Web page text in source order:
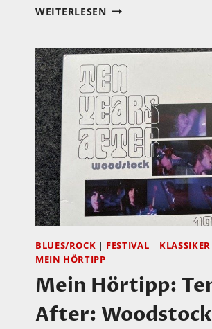
WEITERLESENMEIN
SUPERSOUL
BROTHERS:
BY
THE
WAY
BLUES/ROCK | FESTIVAL | KLASSIKER
MEIN HÖRTIPP
Mein Hörtipp:
After: Woodstock